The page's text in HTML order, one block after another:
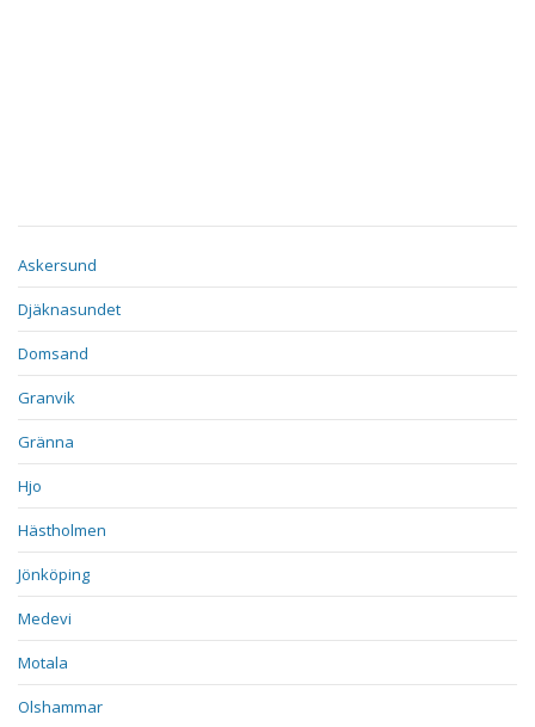
Askersund
Djäknasundet
Domsand
Granvik
Gränna
Hjo
Hästholmen
Jönköping
Medevi
Motala
Olshammar